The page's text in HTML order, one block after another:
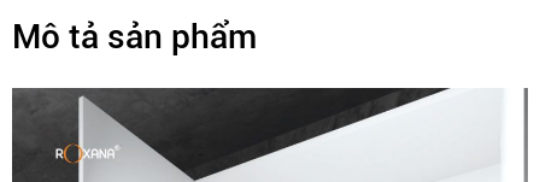
Mô tả sản phẩm